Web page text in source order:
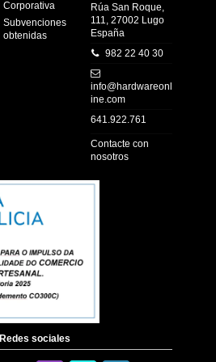
Corporativa
Subvenciones
obtenidas
Rúa San Roque,
111, 27002 Lugo
España
982 22 40 30
info@hardwareonl
ine.com
641.922.761
Contacte con
nosotros
Redes sociales